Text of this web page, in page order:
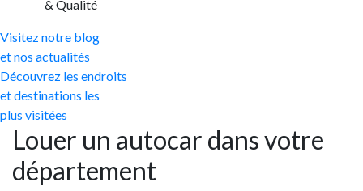
& Qualité
Visitez notre blog
et nos actualités
Découvrez les endroits
et destinations les
plus visitées
Louer un autocar dans votre
département